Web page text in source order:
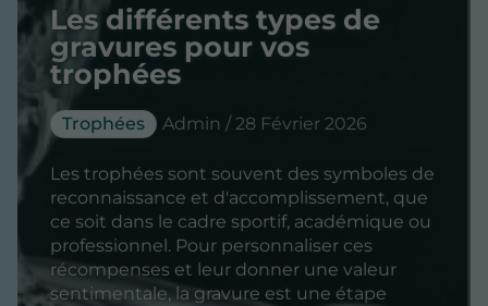
Les différents types de
gravures pour vos
trophées
Trophées Admin / 28 Février 2026
Les trophées sont souvent des symboles de
reconnaissance et d'accomplissement, que
ce soit dans le cadre sportif, académique ou
professionnel. Pour personnaliser ces
récompenses et leur donner une valeur
sentimentale, la gravure est une étape